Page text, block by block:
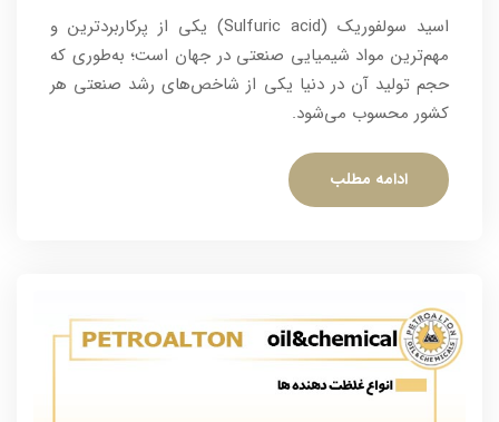
اسید سولفوریک (Sulfuric acid) یکی از پرکاربردترین و
مهم‌ترین مواد شیمیایی صنعتی در جهان است؛ به‌طوری که
حجم تولید آن در دنیا یکی از شاخص‌های رشد صنعتی هر
کشور محسوب می‌شود.
ادامه مطلب